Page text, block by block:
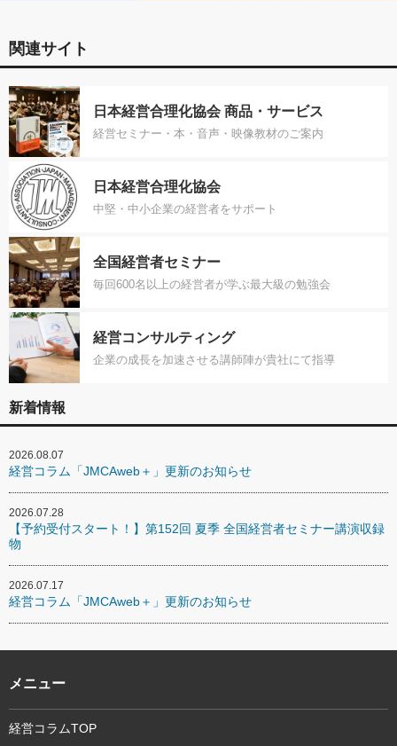
関連サイト
日本経営合理化協会 商品・サービス
経営セミナー・本・音声・映像教材のご案内
日本経営合理化協会
中堅・中小企業の経営者をサポート
全国経営者セミナー
毎回600名以上の経営者が学ぶ最大級の勉強会
経営コンサルティング
企業の成長を加速させる講師陣が貴社にて指導
新着情報
2026.08.07
経営コラム「JMCAweb＋」更新のお知らせ
2026.07.28
【予約受付スタート！】第152回 夏季 全国経営者セミナー講演収録
物
2026.07.17
経営コラム「JMCAweb＋」更新のお知らせ
メニュー
経営コラムTOP